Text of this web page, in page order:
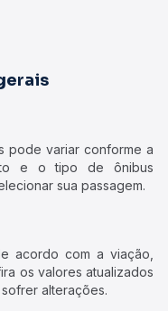
pode variar conforme a
e o tipo de ônibus
sua passagem.
acordo com a viação,
os valores atualizados
alterações.